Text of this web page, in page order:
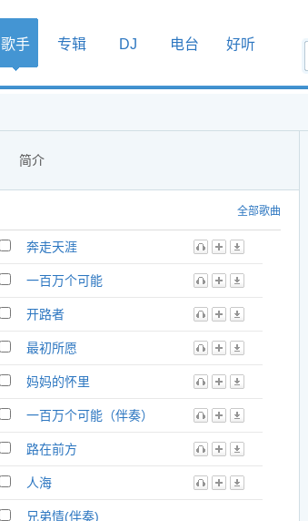
歌手 专辑 DJ 电台 好听
简介
全部歌曲
奔走天涯
一百万个可能
开路者
最初所愿
妈妈的怀里
一百万个可能（伴奏）
路在前方
人海
兄弟情(伴奏)